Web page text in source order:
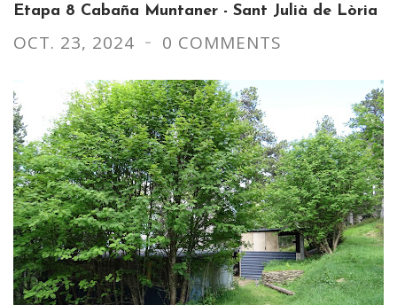
Etapa 8 Cabaña Muntaner - Sant Julià de Lòria
OCT. 23, 2024 0 COMMENTS